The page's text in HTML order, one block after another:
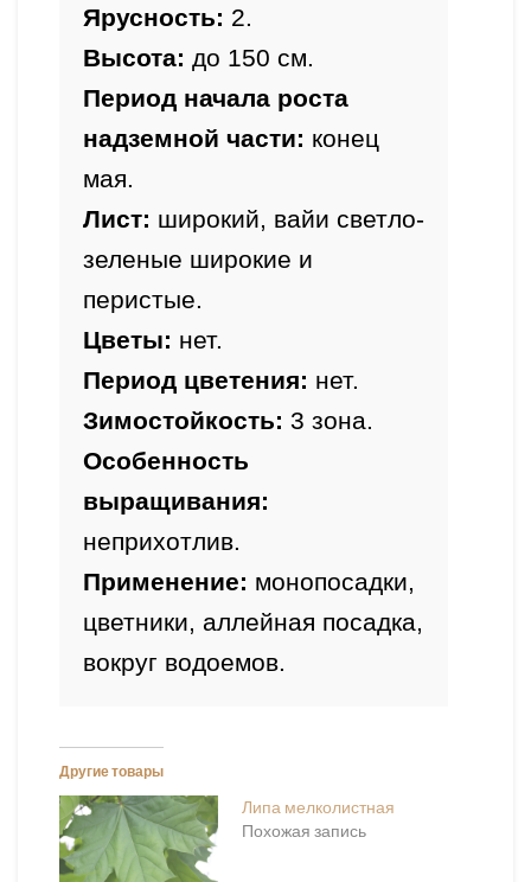
Ярусность: 2.
Высота:
Период начала роста
надземной части: конец
мая.
Лист: широкий, вайи светло-
зеленые широкие и
перистые.
Цветы: нет.
Период цветения: нет.
Зимостойкость:
Особенность
неприхотлив.
Применение: монопосадки,
цветники, аллейная посадка,
вокруг водоемов.
Другие товары
Липа мелколистная
Похожая запись